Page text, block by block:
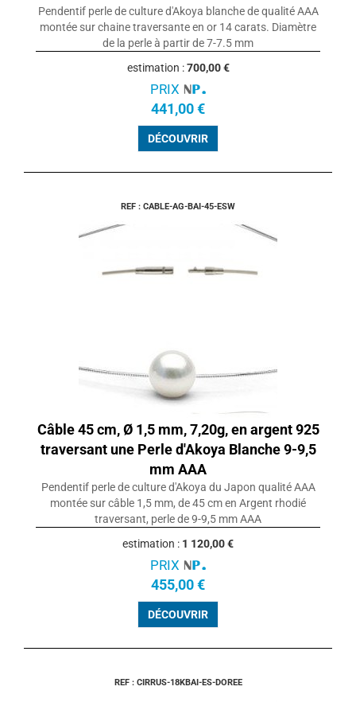
Pendentif perle de culture d'Akoya blanche de qualité AAA
montée sur chaine traversante en or 14 carats. Diamètre
de la perle à partir de 7-7.5 mm
estimation :700,00 €
PRIX
441,00 €
DÉCOUVRIR
REF : CABLE-AG-BAI-45-ESW
Câble 45 cm, Ø 1,5 mm, 7,20g, en argent 925
traversant une Perle d'Akoya Blanche 9-9,5
mm AAA
Pendentif perle de culture d'Akoya du Japon qualité AAA
montée sur câble 1,5 mm, de 45 cm en Argent rhodié
traversant, perle de 9-9,5 mm AAA
estimation : 1 120,00 €
PRIX
455,00 €
DÉCOUVRIR
REF : CIRRUS-18KBAI-ES-DOREE